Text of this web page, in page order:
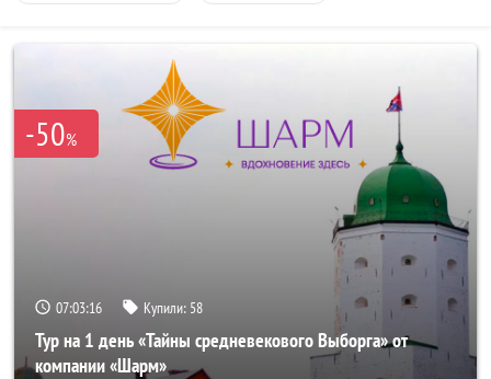
-50%
07:03:16 Купили: 58
Тур на 1 день «Тайны средневекового Выборга» от
компании «Шарм»